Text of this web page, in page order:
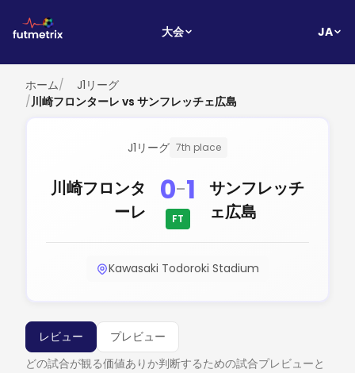
大会 JA
ホーム/
J1リーグ
/川崎フロンターレ vs サンフレッチェ広島
J1リーグ 7th place
川崎フロンタ
ーレ
0-1
FT
サンフレッチ
ェ広島
Kawasaki Todoroki Stadium
レビュー
プレビュー
どの試合が観る価値ありか判断するための試合プレビューと